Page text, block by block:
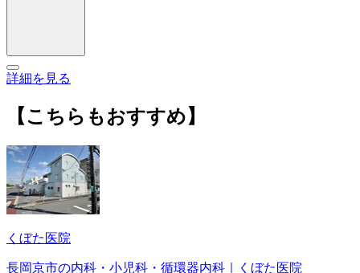
詳細を見る
【こちらもおすすめ】
くぼた医院
長岡京市の内科・小児科・循環器内科｜くぼた医院